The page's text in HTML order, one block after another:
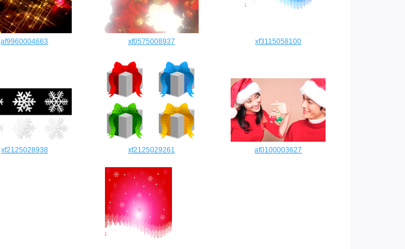
af9960004663 xf0575008937 xf3115058100
xf2125028938 xf2125029261 af0100003627